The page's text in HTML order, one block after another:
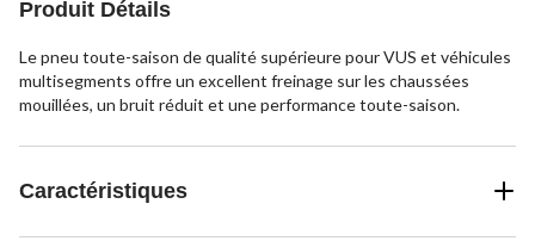
Produit Détails
Le pneu toute-saison de qualité supérieure pour VUS et véhicules
multisegments offre un excellent freinage sur les chaussées
mouillées, un bruit réduit et une performance toute-saison.
Caractéristiques